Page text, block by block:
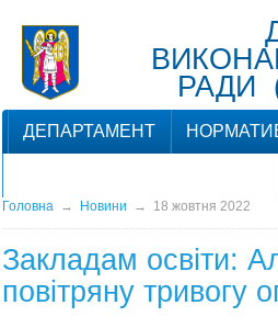
РАДИ
ДЕПАРТАМЕНТ
Головна→ Новини → 18 жовтня 2022
Закладам освіти:
повітряну тривогу